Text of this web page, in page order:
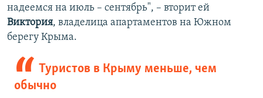
надеемся на июль – сентябрь", – вторит ей
Виктория, владелица апартаментов на Южном
берегу Крыма.
Туристов в Крыму меньше, чем
обычно